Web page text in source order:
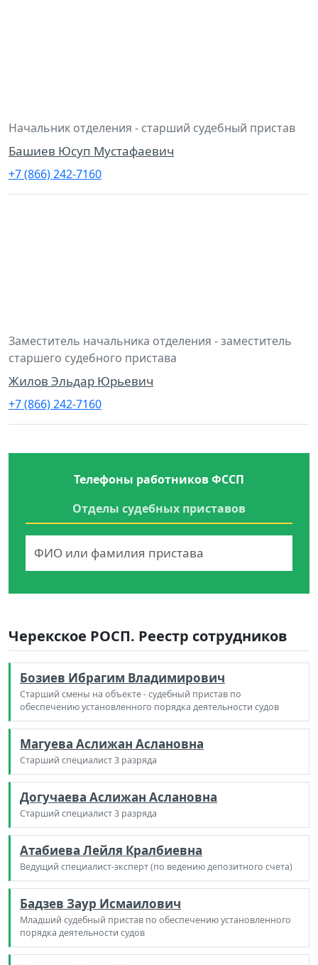
Начальник отделения - старший судебный пристав
Башиев Юсуп Мустафаевич
+7 (866) 242-7160
Заместитель начальника отделения - заместитель
старшего судебного пристава
Жилов Эльдар Юрьевич
+7 (866) 242-7160
Телефоны работников ФССП
Отделы судебных приставов
Черекское РОСП. Реестр сотрудников
Бозиев Ибрагим Владимирович
Старший смены на объекте - судебный пристав по
обеспечению установленного порядка деятельности судов
Магуева Аслижан Аслановна
Старший специалист 3 разряда
Догучаева Аслижан Аслановна
Старший специалист 3 разряда
Атабиева Лейля Кралбиевна
Ведущий специалист-эксперт (по ведению депозитного счета)
Бадзев Заур Исмаилович
Младший судебный пристав по обеспечению установленного
порядка деятельности судов